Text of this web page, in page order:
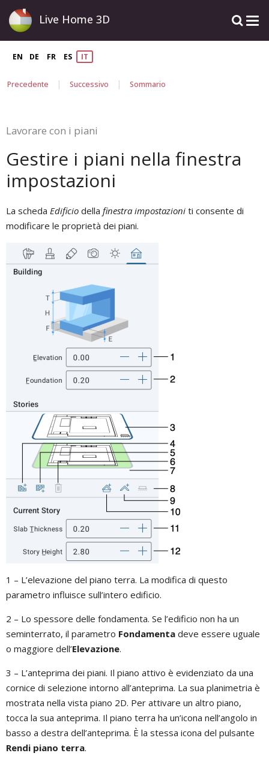
Live Home 3D
EN DE FR ES IT
Precedente | Successivo | Sommario
Lavorare con i piani
Gestire i piani nella finestra
impostazioni
La scheda Edificio della finestra impostazioni ti consente di
modificare le proprietà dei piani.
1 – L’elevazione del piano terra. La modifica di questo
parametro influisce sull’intero edificio.
2 – Lo spessore delle fondamenta. Se l’edificio non ha un
seminterrato, il parametro Fondamenta deve essere uguale
o maggiore dell’Elevazione.
3 – L’anteprima dei piani. Il piano attivo è evidenziato da una
cornice di selezione intorno all’anteprima. La sua planimetria è
mostrata nella vista piano 2D. Per attivare un altro piano,
tocca la sua anteprima. Il piano terra ha un’icona nell’angolo in
basso a destra dell’anteprima. È la stessa icona del pulsante
Rendi piano terra.